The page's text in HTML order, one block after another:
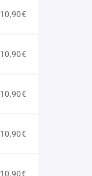
10,90€
10,90€
10,90€
10,90€
10,90€